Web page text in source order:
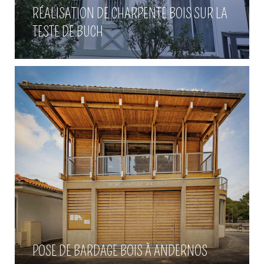
RÉALISATION DE CHARPENTE BOIS SUR LA
TESTE DE BUCH
POSE DE BARDAGE BOIS À ANDERNOS
Andernos
Voir plus
Construction de maison bois à
Arcachon